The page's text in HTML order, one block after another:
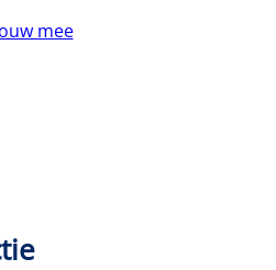
mee